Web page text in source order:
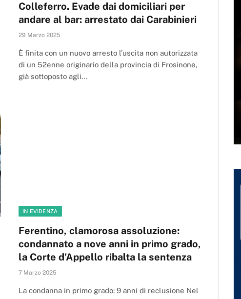
Colleferro. Evade dai domiciliari per
andare al bar: arrestato dai Carabinieri
29 Marzo 2025
È finita con un nuovo arresto l’uscita non autorizzata
di un 52enne originario della provincia di Frosinone,
già sottoposto agli…
IN EVIDENZA
Ferentino, clamorosa assoluzione:
condannato a nove anni in primo grado,
la Corte d’Appello ribalta la sentenza
7 Marzo 2025
La condanna in primo grado: 9 anni di reclusione Nel